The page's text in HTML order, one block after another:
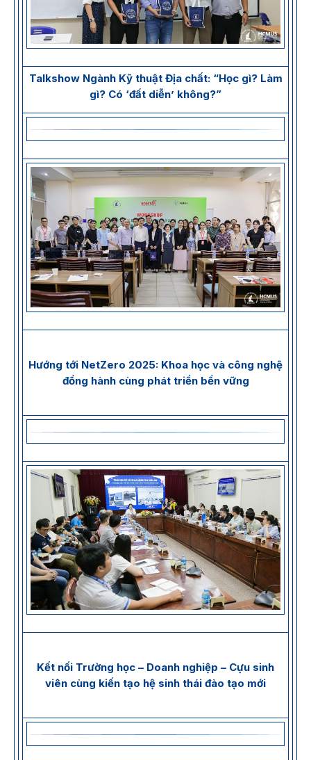
Talkshow Ngành Kỹ thuật Địa chất: “Học gì? Làm
gì? Có ‘đất diễn’ không?”
Hướng tới NetZero 2025: Khoa học và công nghệ
đồng hành cùng phát triển bền vững
Kết nối Trường học – Doanh nghiệp – Cựu sinh
viên cùng kiến tạo hệ sinh thái đào tạo mới